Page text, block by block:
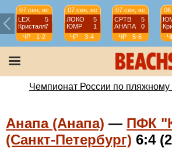
07 сен, вс
LEX
5
Кристалл7
ЧР
1-2
07 сен, вс
ЛОКО
5
ЮМР
1
ЧР
3-4
07 сен, вс
СРТВ
5
АНАПА
0
ЧР
5-6
06
Чемпионат России по пляжному
Анапа (Анапа) — ПФК
(Санкт-Петербург) 6:4